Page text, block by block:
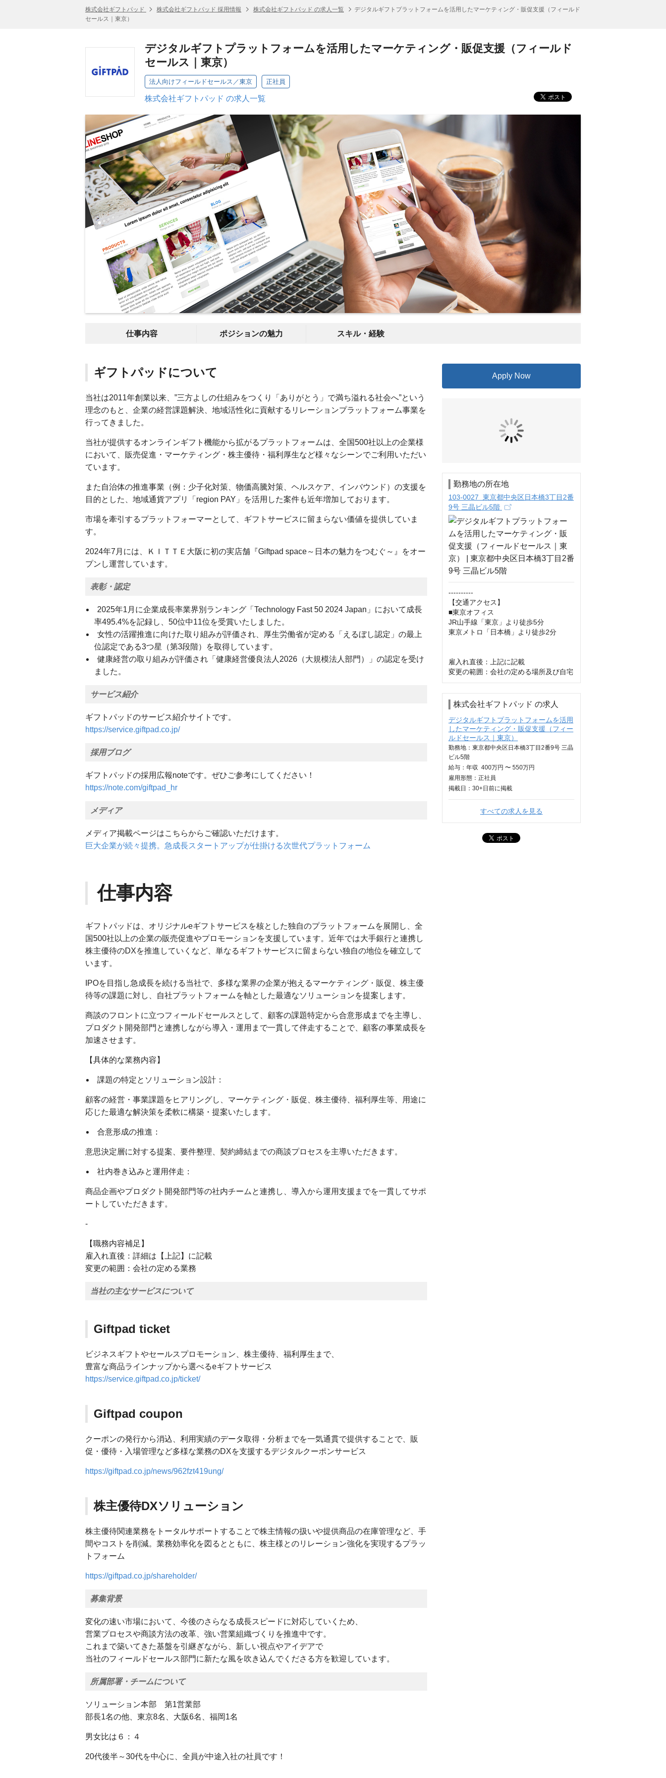
株式会社ギフトパッド 株式会社ギフトパッド 採用情報 株式会社ギフトパッド の求人一覧
デジタルギフトプラットフォームを活用したマーケティング・販促支援（フィールド
セールス｜東京）
デジタルギフトプラットフォームを活用したマーケティング・販促支援（フィールド
セールス｜東京）
法人向けフィールドセールス／東京 正社員
株式会社ギフトパッド の求人一覧
仕事内容 ポジションの魅力 スキル・経験
ギフトパッドについて
当社は2011年創業以来、”三方よしの仕組みをつくり「ありがとう」で満ち溢れる社会へ”という
理念のもと、企業の経営課題解決、地域活性化に貢献するリレーションプラットフォーム事業を
行ってきました。
当社が提供するオンラインギフト機能から拡がるプラットフォームは、全国500社以上の企業様
において、販売促進・マーケティング・株主優待・福利厚生など様々なシーンでご利用いただい
ています。
また自治体の推進事業（例：少子化対策、物価高騰対策、ヘルスケア、インバウンド）の支援を
目的とした、地域通貨アプリ「region PAY」を活用した案件も近年増加しております。
市場を牽引するプラットフォーマーとして、ギフトサービスに留まらない価値を提供していま
す。
2024年7月には、ＫＩＴＴＥ大阪に初の実店舗『Giftpad space～日本の魅力をつむぐ～』をオー
プンし運営しています。
表彰・認定
2025年1月に企業成長率業界別ランキング「Technology Fast 50 2024 Japan」において成長
率495.4%を記録し、50位中11位を受賞いたしました。
女性の活躍推進に向けた取り組みが評価され、厚生労働省が定める「えるぼし認定」の最上
位認定である3つ星（第3段階）を取得しています。
健康経営の取り組みが評価され「健康経営優良法人2026（大規模法人部門）」の認定を受け
ました。
サービス紹介
ギフトパッドのサービス紹介サイトです。
https://service.giftpad.co.jp/
採用ブログ
ギフトパッドの採用広報noteです。ぜひご参考にしてください！
https://note.com/giftpad_hr
メディア
メディア掲載ページはこちらからご確認いただけます。
巨大企業が続々提携。急成長スタートアップが仕掛ける次世代プラットフォーム
仕事内容
ギフトパッドは、オリジナルeギフトサービスを核とした独自のプラットフォームを展開し、全
国500社以上の企業の販売促進やプロモーションを支援しています。近年では大手銀行と連携し
株主優待のDXを推進していくなど、単なるギフトサービスに留まらない独自の地位を確立して
います。
IPOを目指し急成長を続ける当社で、多様な業界の企業が抱えるマーケティング・販促、株主優
待等の課題に対し、自社プラットフォームを軸とした最適なソリューションを提案します。
商談のフロントに立つフィールドセールスとして、顧客の課題特定から合意形成までを主導し、
プロダクト開発部門と連携しながら導入・運用まで一貫して伴走することで、顧客の事業成長を
加速させます。
【具体的な業務内容】
課題の特定とソリューション設計：
顧客の経営・事業課題をヒアリングし、マーケティング・販促、株主優待、福利厚生等、用途に
応じた最適な解決策を柔軟に構築・提案いたします。
合意形成の推進：
意思決定層に対する提案、要件整理、契約締結までの商談プロセスを主導いただきます。
社内巻き込みと運用伴走：
商品企画やプロダクト開発部門等の社内チームと連携し、導入から運用支援までを一貫してサポ
ートしていただきます。
-
【職務内容補足】
雇入れ直後：詳細は【上記】に記載
変更の範囲：会社の定める業務
当社の主なサービスについて
Giftpad ticket
ビジネスギフトやセールスプロモーション、株主優待、福利厚生まで、
豊富な商品ラインナップから選べるeギフトサービス
https://service.giftpad.co.jp/ticket/
Giftpad coupon
クーポンの発行から消込、利用実績のデータ取得・分析までを一気通貫で提供することで、販
促・優待・入場管理など多様な業務のDXを支援するデジタルクーポンサービス
https://giftpad.co.jp/news/962fzt419ung/
株主優待DXソリューション
株主優待関連業務をトータルサポートすることで株主情報の扱いや提供商品の在庫管理など、手
間やコストを削減。業務効率化を図るとともに、株主様とのリレーション強化を実現するプラッ
トフォーム
https://giftpad.co.jp/shareholder/
募集背景
変化の速い市場において、今後のさらなる成長スピードに対応していくため、
営業プロセスや商談方法の改革、強い営業組織づくりを推進中です。
これまで築いてきた基盤を引継ぎながら、新しい視点やアイデアで
当社のフィールドセールス部門に新たな風を吹き込んでくださる方を歓迎しています。
所属部署・チームについて
ソリューション本部 第1営業部
部長1名の他、東京8名、大阪6名、福岡1名
男女比は６：４
20代後半～30代を中心に、全員が中途入社の社員です！
Apply Now
勤務地の所在地
103-0027 東京都中央区日本橋3丁目2番
9号 三晶ビル5階
----------
【交通アクセス】
■東京オフィス
JR山手線「東京」より徒歩5分
東京メトロ「日本橋」より徒歩2分
雇入れ直後：上記に記載
変更の範囲：会社の定める場所及び自宅
株式会社ギフトパッド の求人
デジタルギフトプラットフォームを活用
したマーケティング・販促支援（フィー
ルドセールス｜東京）
勤務地：東京都中央区日本橋3丁目2番9号 三晶
ビル5階
給与： 年収 400万円 〜 550万円
雇用形態：正社員
掲載日： 30+日 前に掲載
すべての求人を見る